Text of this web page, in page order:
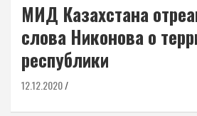
МИД Казахстана
слова Никонова о
республики
12.12.2020